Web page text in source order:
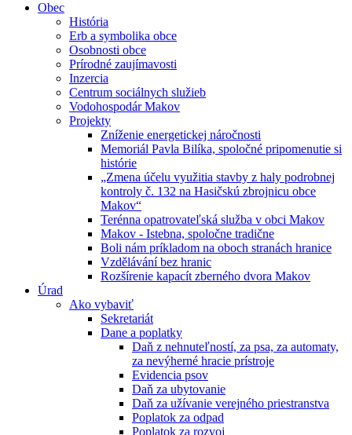
Obec
História
Erb a symbolika obce
Osobnosti obce
Prírodné zaujímavosti
Inzercia
Centrum sociálnych služieb
Vodohospodár Makov
Projekty
Zníženie energetickej náročnosti
Memoriál Pavla Bilíka, spoločné pripomenutie si
histórie
„Zmena účelu využitia stavby z haly podrobnej
kontroly č. 132 na Hasičskú zbrojnicu obce
Makov“
Terénna opatrovateľská služba v obci Makov
Makov - Istebna, spoločne tradične
Boli nám príkladom na oboch stranách hranice
Vzdělávání bez hranic
Rozšírenie kapacít zberného dvora Makov
Úrad
Ako vybaviť
Sekretariát
Dane a poplatky
Daň z nehnuteľností, za psa, za automaty,
za nevýherné hracie prístroje
Evidencia psov
Daň za ubytovanie
Daň za užívanie verejného priestranstva
Poplatok za odpad
Poplatok za rozvoj